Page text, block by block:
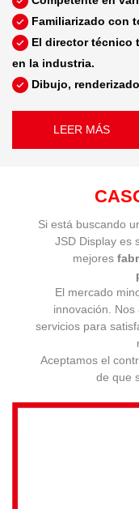
Familiarizado con
El director técnico
en la industria.
Dibujo,
LEER MÁS
Si está buscando
JSD Display es
mejores
El mercado
innovación.
servicios para
Aceptamos el
de que